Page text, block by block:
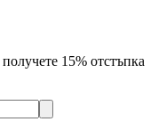
15% отстъпка